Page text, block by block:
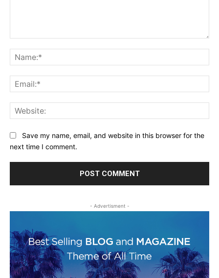
Save my name, email, and website in this browser for the
next time I comment.
- Advertisment -